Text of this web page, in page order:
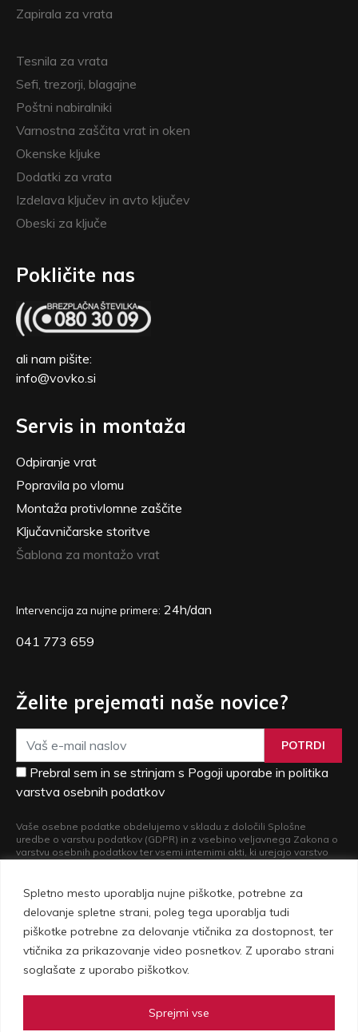
Spletno mesto uporablja nujne piškotke, potrebne za
delovanje spletne strani, poleg tega uporablja tudi
piškotke potrebne za delovanje vtičnika za dostopnost, ter
vtičnika za prikazovanje video posnetkov. Z uporabo strani
soglašate z uporabo piškotkov.
Sprejmi vse
Zapirala za vrata
Tesnila za vrata
Sefi, trezorji, blagajne
Poštni nabiralniki
Varnostna zaščita vrat in oken
Okenske kljuke
Dodatki za vrata
Izdelava ključev in avto ključev
Obeski za ključe
Pokličite nas
ali nam pišite:
info@vovko.si
Servis in montaža
Odpiranje vrat
Popravila po vlomu
Montaža protivlomne zaščite
Ključavničarske storitve
Šablona za montažo vrat
Intervencija za nujne primere: 24h/dan
041 773 659
Želite prejemati naše novice?
POTRDI
Prebral sem in se strinjam s Pogoji uporabe in politika
varstva osebnih podatkov
Vaše osebne podatke obdelujemo v skladu z določili Splošne
uredbe o varstvu podatkov (GDPR) in z vsebino veljavnega Zakona o
varstvu osebnih podatkov ter vsemi internimi akti, ki urejajo varstvo
osebnih podatkov